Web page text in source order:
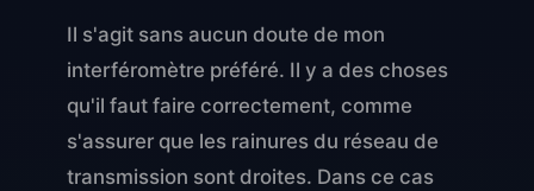
Il s'agit sans aucun doute de mon
interféromètre préféré. Il y a des choses
qu'il faut faire correctement, comme
s'assurer que les rainures du réseau de
transmission sont droites. Dans ce cas